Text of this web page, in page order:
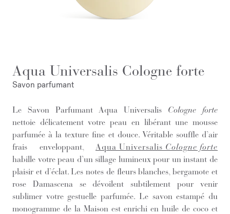
Aqua Universalis Cologne forte
Savon parfumant
Le Savon Parfumant Aqua Universalis Cologne forte
nettoie délicatement votre peau en libérant une mousse
parfumée à la texture fine et douce. Véritable souffle d’air
frais enveloppant, Aqua Universalis Cologne forte
habille votre peau d’un sillage lumineux pour un instant de
plaisir et d’éclat. Les notes de fleurs blanches, bergamote et
rose Damascena se dévoilent subtilement pour venir
sublimer votre gestuelle parfumée. Le savon estampé du
monogramme de la Maison est enrichi en huile de coco et